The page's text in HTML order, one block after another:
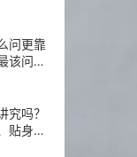
问更靠
该问的
究吗？
贴身戴